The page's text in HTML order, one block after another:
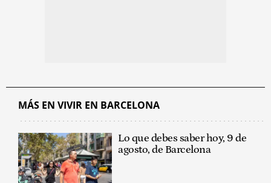
MÁS EN VIVIR EN BARCELONA
Lo que debes saber hoy, 9 de
agosto, de Barcelona